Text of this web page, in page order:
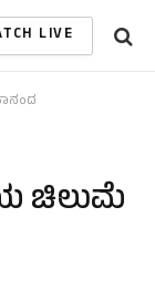
LIVE
ಚಿಲುಮೆ